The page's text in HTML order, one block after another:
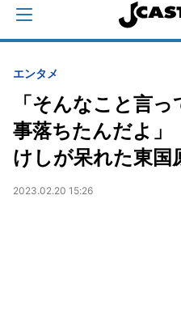
エンタメ
「そんなこと言
事落ちたんだよ
けしが呆れた東国
2023.02.20 15:26